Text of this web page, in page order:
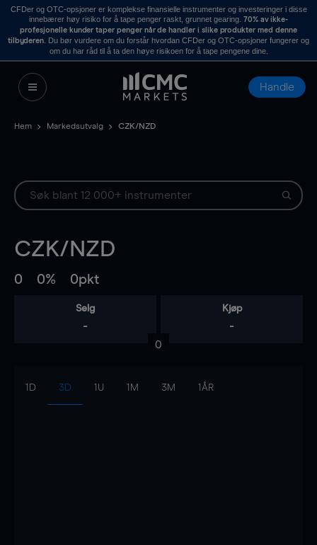
CFDer og OTC-opsjoner er komplekse finansielle instrumenter og investeringer i disse
innebærer høy risiko for å tape penger raskt, grunnet gearing. 70% av ikke-
profesjonelle kunder taper penger når de handler i slike produkter med denne
tilbyderen . Du bør vurdere om du forstår hvordan CFDer og OTC-opsjoner fungerer og
om du har råd til å ta den høye risikoen for å tape pengene dine.
Handle
Hem Markedsutvalg CZK/NZD
CZK/NZD
0 0% 0pkt
Selg
-
Kjøp
-
0
1D 3D 1U 1M 3M 1ÅR